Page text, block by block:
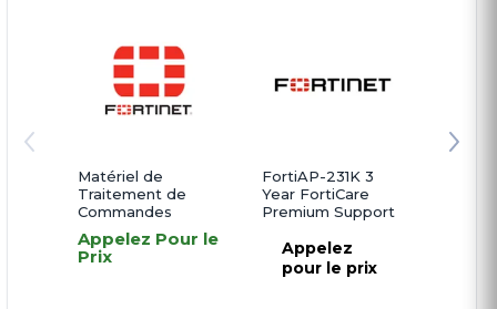
Matériel de
Traitement de
Commandes
Appelez Pour le
Prix
FortiAP-231K 3
Year FortiCare
Premium Support
Appelez
pour le prix